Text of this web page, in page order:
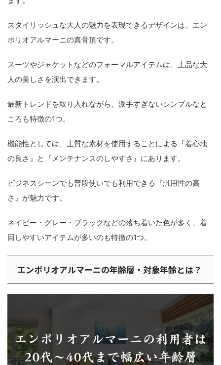
スタイリッシュな大人の魅力を表現できるデザインは、エン
ポリオアルマーニの真骨頂です。
スーツやジャケットなどのフォーマルアイテムは、上品な大
人の美しさを演出できます。
最新トレンドを取り入れながら、派手すぎないシンプルなと
ころも特徴の1つ。
機能性としては、上質な素材を使用することによる『着心地
の良さ』と『メンテナンスのしやすさ』にあります。
ビジネスシーンでも普段使いでも利用できる『汎用性の高
さ』が魅力です。
ネイビー・グレー・ブラックなどの落ち着いた色が多く、着
回しやすいアイテムが多いのも特徴の1つ。
エンポリオアルマーニの年齢層・対象年齢とは？